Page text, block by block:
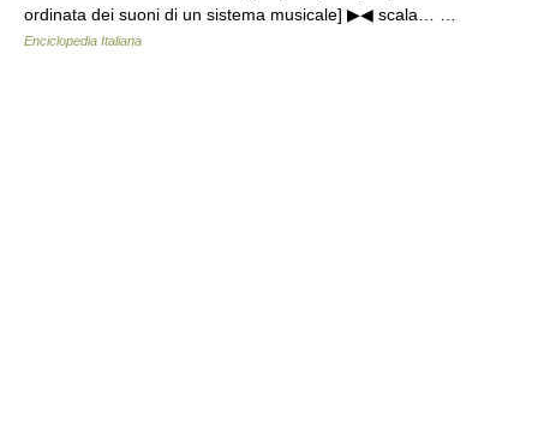
ordinata dei suoni di un sistema musicale] ▶◀ scala… …
Enciclopedia Italiana